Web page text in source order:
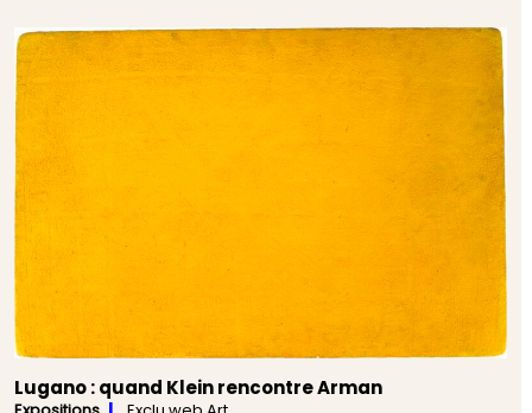
Lugano : quand Klein rencontre Arman